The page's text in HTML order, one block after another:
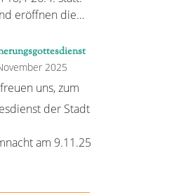
eröffnen die…
2025
uns, zum
der Stadt
am 9.11.25